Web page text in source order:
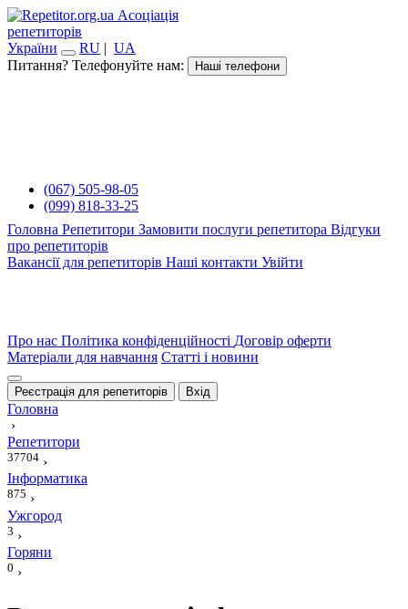
Асоціація
репетиторів
України
RU | UA
Питання? Телефонуйте нам:
Наші телефони
(067) 505-98-05
(099) 818-33-25
Головна Репетитори Замовити послуги репетитора Відгуки
про репетиторів
Вакансії для репетиторів Наші контакти Увійти
Про нас Політика конфіденційності Договір оферти
Матеріали для навчання Статті і новини
Реєстрація для репетиторів Вхід
Головна
›
Репетитори
37704 ›
Інформатика
875 ›
Ужгород
3 ›
Горяни
0 ›